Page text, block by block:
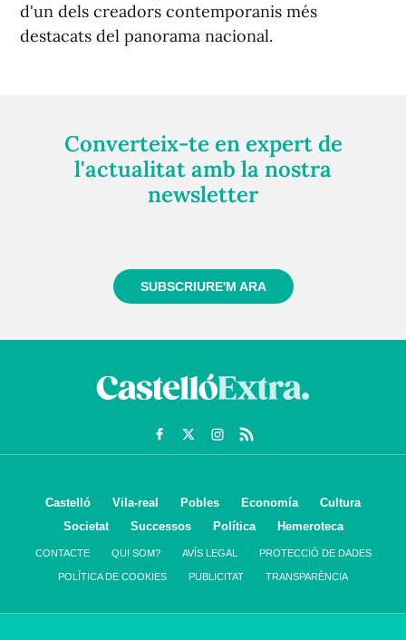
d'un dels creadors contemporanis més
destacats del panorama nacional.
Converteix-te en expert de
l'actualitat amb la nostra
newsletter
SUBSCRIURE'M ARA
Castelló Vila-real Pobles Economía
Cultura
Societat
Successos Política Hemeroteca
CONTACTE QUI SOM? AVÍS LEGAL PROTECCIÓ DE DADES
POLÍTICA DE COOKIES PUBLICITAT TRANSPARÈNCIA